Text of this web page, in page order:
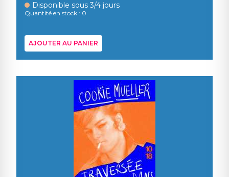
Disponible sous 3/4 jours
Quantité en stock : 0
AJOUTER AU PANIER